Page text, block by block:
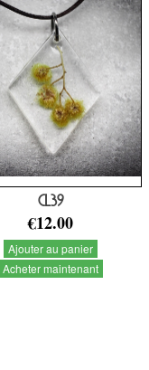
CL39
€12.00
Ajouter au panier
Acheter maintenant